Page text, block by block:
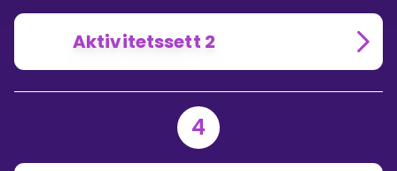
Aktivitetssett 2
4